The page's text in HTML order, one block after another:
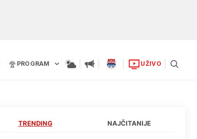
PROGRAM UŽIVO
TRENDING NAJČITANIJE